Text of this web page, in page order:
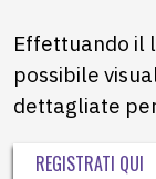
Effettuando il
possibile
dettagliate
REGISTRATI QUI